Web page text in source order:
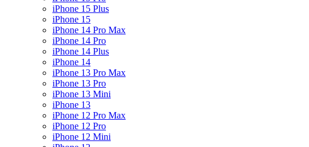
iPhone 15 Plus
iPhone 15
iPhone 14 Pro Max
iPhone 14 Pro
iPhone 14 Plus
iPhone 14
iPhone 13 Pro Max
iPhone 13 Pro
iPhone 13 Mini
iPhone 13
iPhone 12 Pro Max
iPhone 12 Pro
iPhone 12 Mini